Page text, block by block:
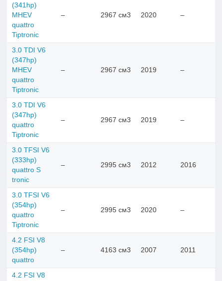
(341hp)
MHEV
quattro
Tiptronic
– 2967 см3 2020 –
3.0 TDI V6
(347hp)
MHEV
quattro
Tiptronic
– 2967 см3 2019 –
3.0 TDI V6
(347hp)
quattro
Tiptronic
– 2967 см3 2019 –
3.0 TFSI V6
(333hp)
quattro S
tronic
– 2995 см3 2012 2016
3.0 TFSI V6
(354hp)
quattro
Tiptronic
– 2995 см3 2020 –
4.2 FSI V8
(354hp)
quattro
– 4163 см3 2007 2011
4.2 FSI V8